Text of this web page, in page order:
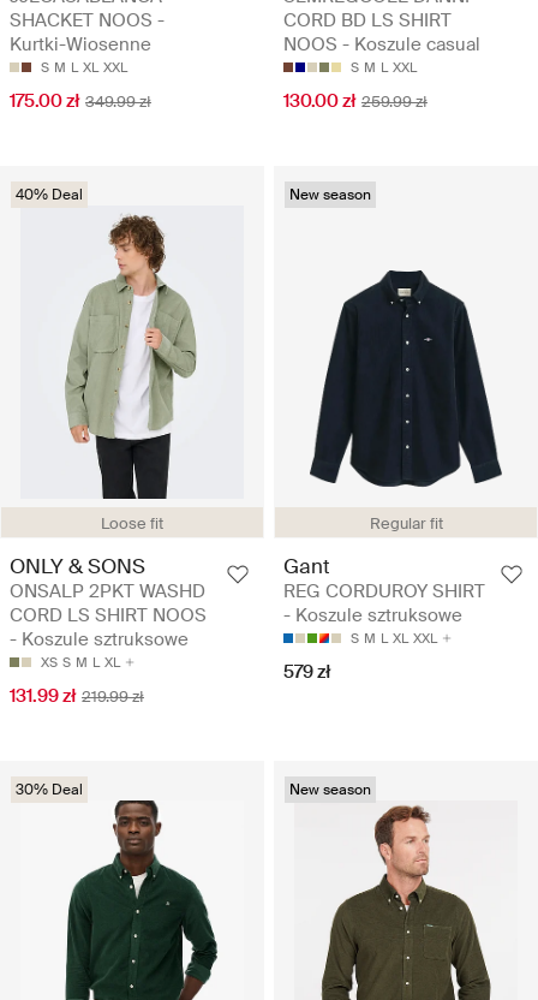
SHACKET NOOS -
Kurtki-Wiosenne
S M L XL XXL
175.00 zł 349.99 zł
CORD BD LS SHIRT
NOOS - Koszule casual
S M L XXL
130.00 zł 259.99 zł
Loose fit
40% Deal
ONLY & SONS
ONSALP 2PKT WASHD
CORD LS SHIRT NOOS
- Koszule sztruksowe
XS S M L XL
131.99 zł 219.99 zł
Regular fit
New season
Gant
REG CORDUROY SHIRT
- Koszule sztruksowe
S M L XL XXL
579 zł
30% Deal New season